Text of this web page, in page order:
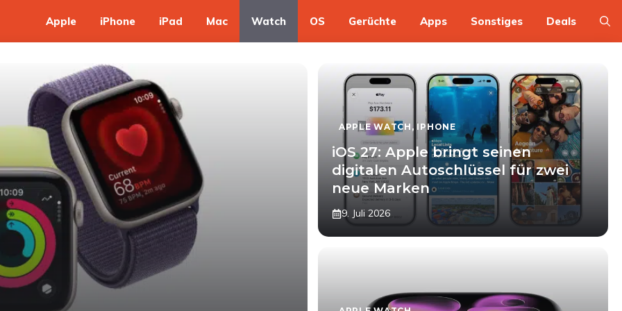
Apple iPhone iPad Mac Watch OS Gerüchte Apps Sonstiges Deals
APPLE WATCH , IPHONE
iOS 27: Apple bringt seinen
digitalen Autoschlüssel für zwei
neue Marken
9. Juli 2026